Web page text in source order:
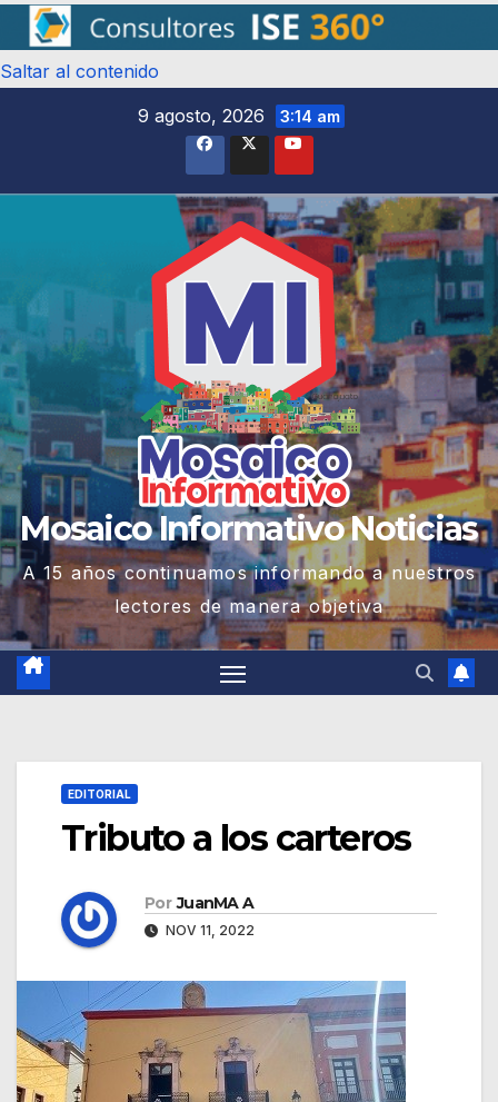
Saltar al contenido
9 agosto, 2026
3:14 am
Mosaico Informativo Noticias
A 15 años continuamos informando a nuestros
lectores de manera objetiva
EDITORIAL
Tributo a los carteros
Por JuanMA A
NOV 11, 2022